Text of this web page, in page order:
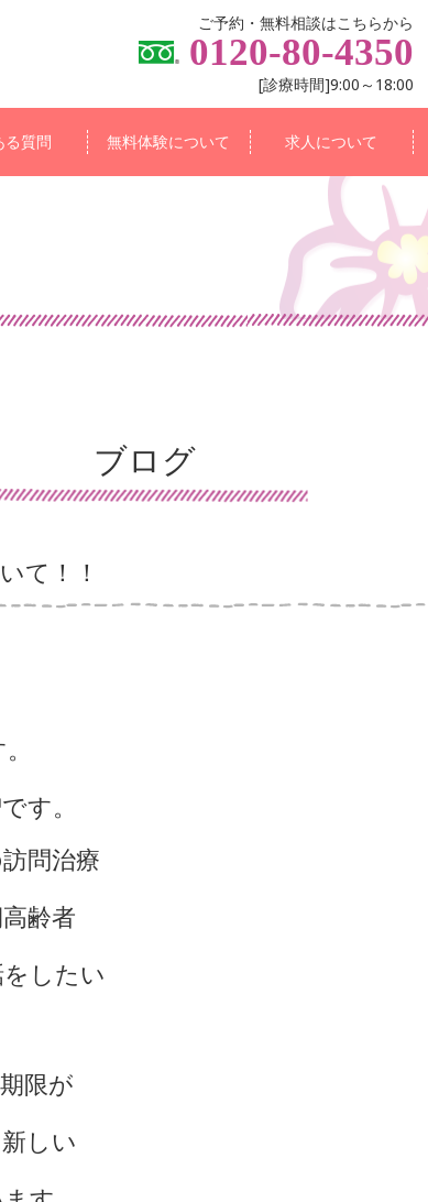
ご予約・無料相談はこちらから
0120-80-4350
[診療時間]9:00～18:00
る質問 無料体験について 求人について
ブログ
て！！
す。
問治療
齢者
したい
限が
しい